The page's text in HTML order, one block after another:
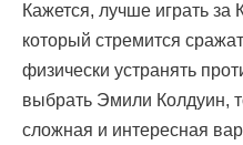
Кажется, лучше играть
который стремится
физически устранять
выбрать Эмили Колдуин,
сложная и интересная